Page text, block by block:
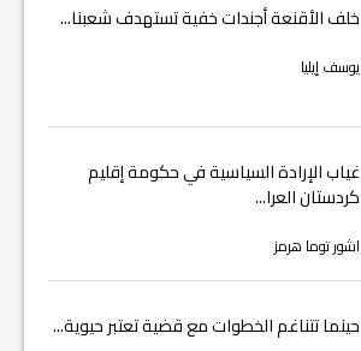
خلف الأقنعة أجندات خفية تستهدف شعبنا...
يوسف إيليا
غياب الإرادة السياسية في حكومة إقليم
كردستان العرا...
اشور توما هرمز
حينما تتناغم الخطوات مع قضية تعتبر حيوية...